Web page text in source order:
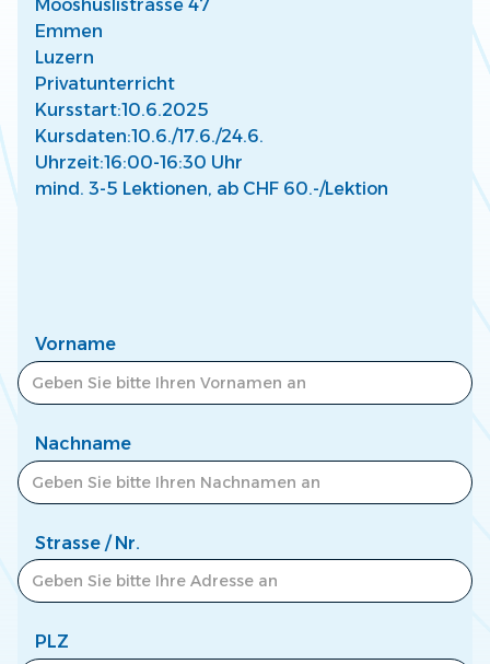
Entdecke, wie frühe Wassergewöhnung die Entwicklung
Deines Kindes fördert und eine sichere Basis für Freude
Mehr lesen
Mehr lesen
Zum Newscenter >
Mooshüslistrasse 47
Emmen
Luzern
Privatunterricht
Kursstart:10.6.2025
Kursdaten:10.6./17.6./24.6.
Uhrzeit:16:00-16:30 Uhr
mind. 3-5 Lektionen, ab CHF 60.-/Lektion
Vorname
Nachname
Strasse / Nr.
PLZ